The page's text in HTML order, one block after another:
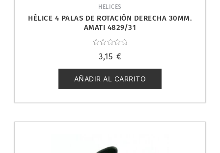
HELICES
HÉLICE 4 PALAS DE ROTACIÓN DERECHA 30MM.
AMATI 4829/31
con
de
5
3,15 €
AÑADIR AL CARRITO